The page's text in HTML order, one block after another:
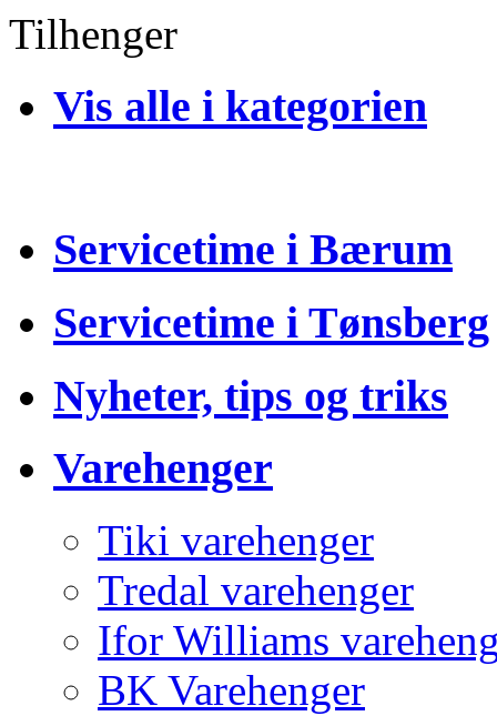
Tilhenger
Vis alle i kategorien
Servicetime i Bærum
Servicetime i Tønsberg
Nyheter, tips og triks
Varehenger
Tiki varehenger
Tredal varehenger
Ifor Williams
BK Varehenger